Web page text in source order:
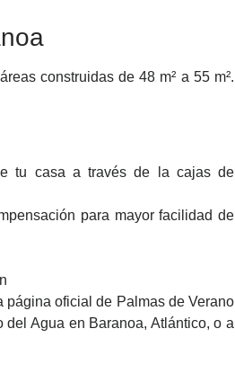
construidas de 48 m² a 55 m².
tu casa a través de la cajas de
para mayor facilidad de
oficial de Palmas de Verano
Agua en Baranoa, Atlántico, o a